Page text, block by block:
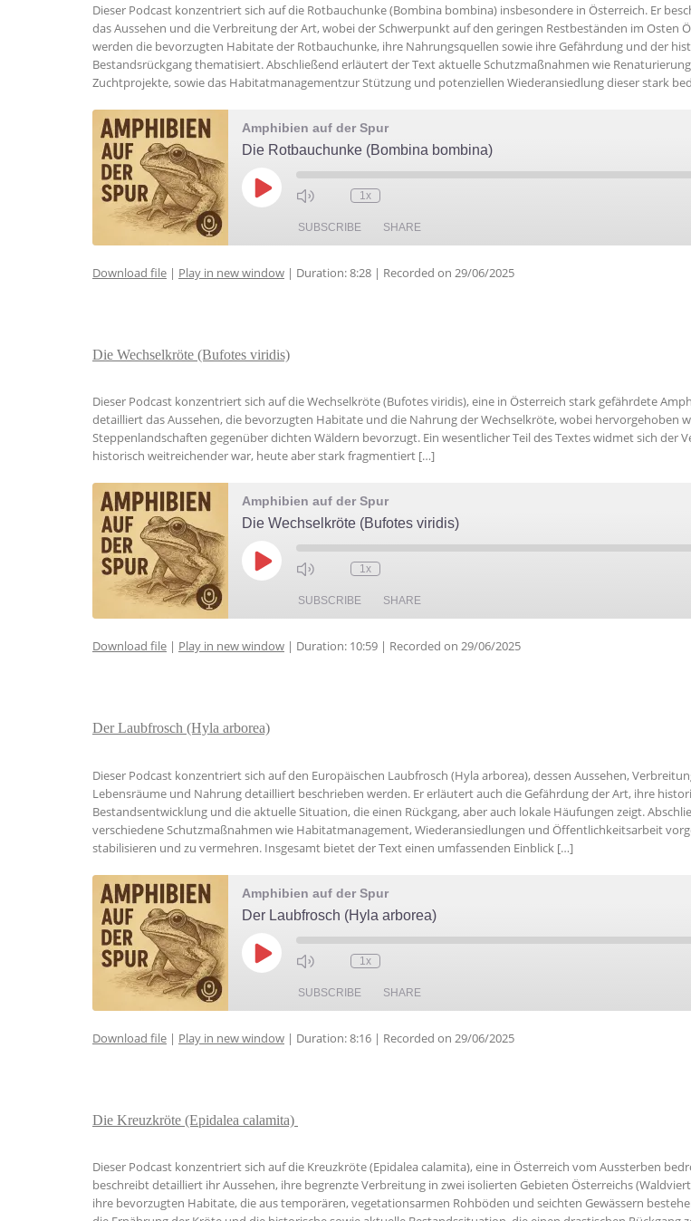
Dieser Podcast konzentriert sich auf die Rotbauchunke (Bombina bombina) insbesondere in Österreich. Er
das Aussehen und die Verbreitung der Art, wobei der Schwerpunkt auf den geringen Restbeständen im Osten
werden die bevorzugten Habitate der Rotbauchunke, ihre Nahrungsquellen sowie ihre Gefährdung und der
Bestandsrückgang thematisiert. Abschließend erläutert der Text aktuelle Schutzmaßnahmen wie
Zuchtprojekte, sowie das Habitatmanagementzur Stützung und potenziellen Wiederansiedlung dieser stark
Amphibien auf der Spur
Die Rotbauchunke (Bombina bombina)
Play
Episode
1x
SUBSCRIBE SHARE
SHARE
EMBED
Download file | Play in new window | Duration: 8:28 | Recorded on 29/06/2025
Die Wechselkröte (Bufotes viridis)
Dieser Podcast konzentriert sich auf die Wechselkröte (Bufotes viridis), eine in Österreich stark gefährdete
detailliert das Aussehen, die bevorzugten Habitate und die Nahrung der Wechselkröte, wobei hervorgehoben
Steppenlandschaften gegenüber dichten Wäldern bevorzugt. Ein wesentlicher Teil des Textes widmet sich der
historisch weitreichender war, heute aber stark fragmentiert […]
Amphibien auf der Spur
Die Wechselkröte (Bufotes viridis)
Play
Episode
1x
SUBSCRIBE SHARE
SHARE
EMBED
Download file | Play in new window | Duration: 10:59 | Recorded on 29/06/2025
Der Laubfrosch (Hyla arborea)
Dieser Podcast konzentriert sich auf den Europäischen Laubfrosch (Hyla arborea), dessen Aussehen,
Lebensräume und Nahrung detailliert beschrieben werden. Er erläutert auch die Gefährdung der Art, ihre
Bestandsentwicklung und die aktuelle Situation, die einen Rückgang, aber auch lokale Häufungen zeigt.
verschiedene Schutzmaßnahmen wie Habitatmanagement, Wiederansiedlungen und Öffentlichkeitsarbeit
stabilisieren und zu vermehren. Insgesamt bietet der Text einen umfassenden Einblick […]
Amphibien auf der Spur
Der Laubfrosch (Hyla arborea)
Play
Episode
1x
SUBSCRIBE SHARE
SHARE
EMBED
Download file | Play in new window | Duration: 8:16 | Recorded on 29/06/2025
Die Kreuzkröte (Epidalea calamita)
Dieser Podcast konzentriert sich auf die Kreuzkröte (Epidalea calamita), eine in Österreich vom Aussterben
beschreibt detailliert ihr Aussehen, ihre begrenzte Verbreitung in zwei isolierten Gebieten Österreichs
ihre bevorzugten Habitate, die aus temporären, vegetationsarmen Rohböden und seichten Gewässern